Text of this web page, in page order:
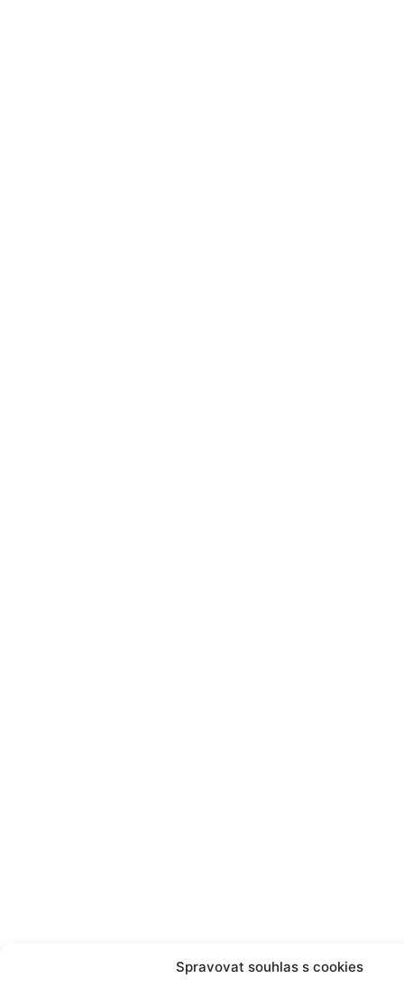
Spravovat souhlas s cookies